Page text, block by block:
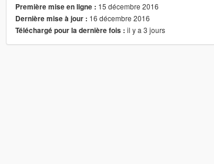
Première mise en ligne : 15 décembre 2016
Dernière mise à jour : 16 décembre 2016
Téléchargé pour la dernière fois : il y a 3 jours